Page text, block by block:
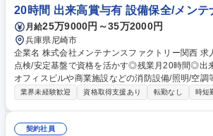
賀/コンサルティング】保険領域◎顧客課題を組織
20時間 出来高賞与有 設備保全/メンテ
月給25万9000円～35万2000円
兵庫県尼崎市
企業名 株式会社メンテナンスファクトリー関西 求人名 【兵庫】消防設備
点検/安定基盤で資格を活かす◎残業月20時間◎出来高賞与
オフィスビルや商業施設などの消防設備/照明/空調
します。火災報知器/スプリンクラー/電灯など不具
研修センターで基礎研修を実施。その後、OJTでの
業界未経験歓迎 資格取得支援あり 転勤なし 時短
契約社員